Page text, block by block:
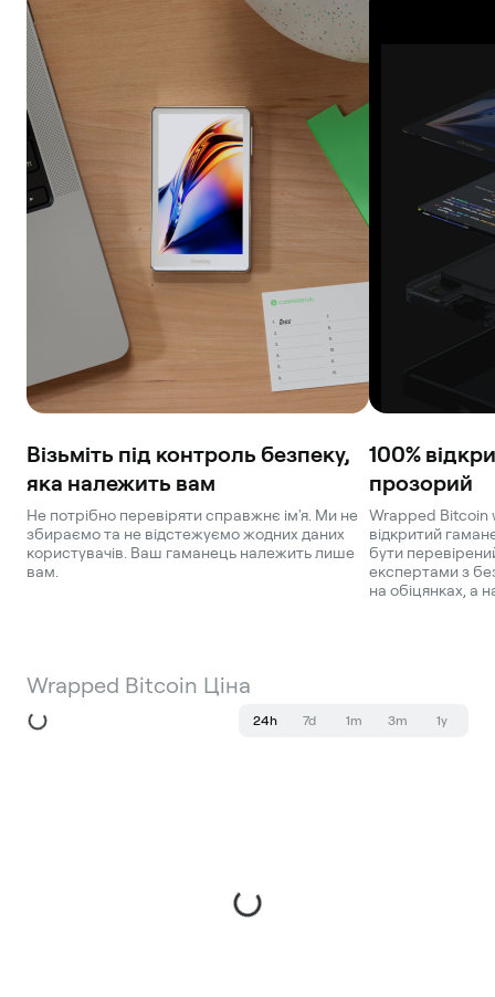
Візьміть під контроль безпеку,
яка належить вам
Не потрібно перевіряти справжнє ім'я. Ми не
збираємо та не відстежуємо жодних даних
користувачів. Ваш гаманець належить лише
вам.
100%
прозорий
Wrapped Bitcoin
відкритий
бути
експертами з
на обіцянках, а
Wrapped Bitcoin Ціна
24h 7d 1m 3m 1y